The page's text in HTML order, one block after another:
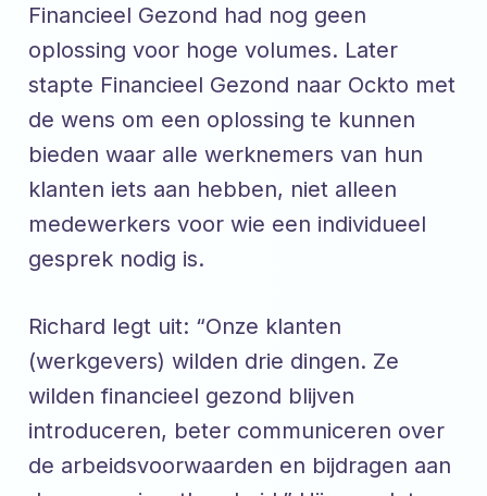
Financieel Gezond had nog geen
oplossing voor hoge volumes. Later
stapte Financieel Gezond naar Ockto met
de wens om een oplossing te kunnen
bieden waar alle werknemers van hun
klanten iets aan hebben, niet alleen
medewerkers voor wie een individueel
gesprek nodig is.
Richard legt uit: “Onze klanten
(werkgevers) wilden drie dingen. Ze
wilden financieel gezond blijven
introduceren, beter communiceren over
de arbeidsvoorwaarden en bijdragen aan